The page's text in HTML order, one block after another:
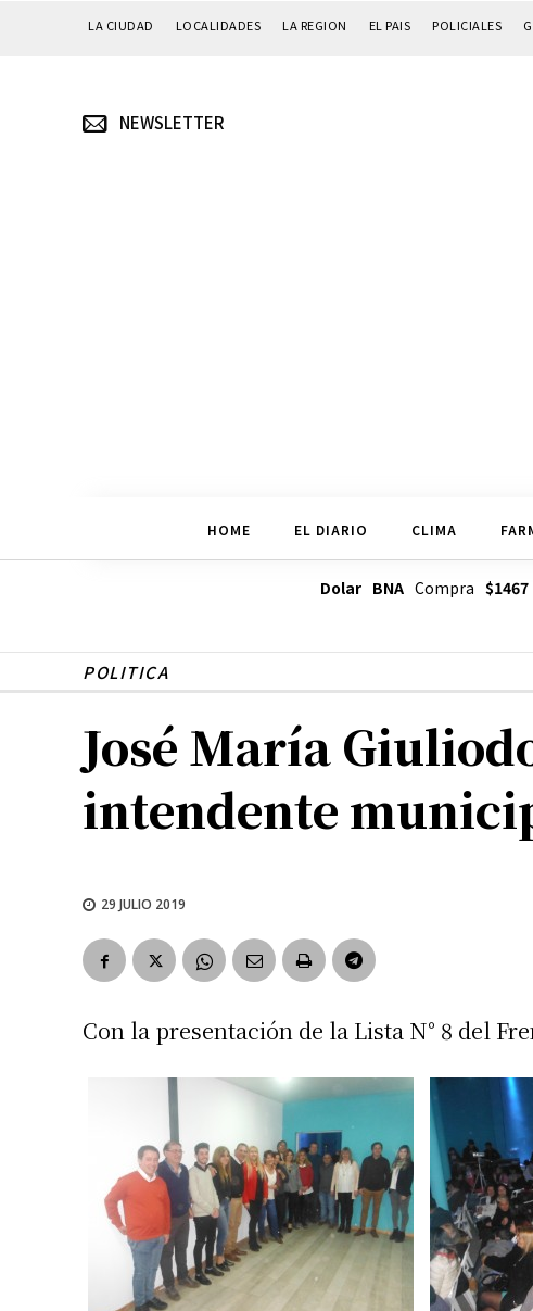
LA CIUDAD LOCALIDADES LA REGION EL PAIS POLICIALES
NEWSLETTER
HOME EL DIARIO CLIMA
Dolar BNACompra $1467
POLITICA
José María
intendente
29 JULIO 2019
Con la presentación de la Lista N° 8 del